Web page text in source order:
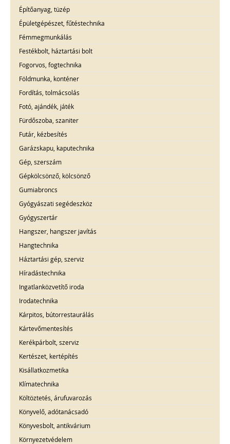
Építőanyag, tüzép
Épületgépészet, fűtéstechnika
Fémmegmunkálás
Festékbolt, háztartási bolt
Fogorvos, fogtechnika
Földmunka, konténer
Fordítás, tolmácsolás
Fotó, ajándék, játék
Fürdőszoba, szaniter
Futár, kézbesítés
Garázskapu, kaputechnika
Gép, szerszám
Gépkölcsönző, kölcsönző
Gumiabroncs
Gyógyászati segédeszköz
Gyógyszertár
Hangszer, hangszer javítás
Hangtechnika
Háztartási gép, szerviz
Híradástechnika
Ingatlanközvetítő iroda
Irodatechnika
Kárpitos, bútorrestaurálás
Kártevőmentesítés
Kerékpárbolt, szerviz
Kertészet, kertépítés
Kisállatkozmetika
Klímatechnika
Költöztetés, árufuvarozás
Könyvelő, adótanácsadó
Könyvesbolt, antikvárium
Környezetvédelem